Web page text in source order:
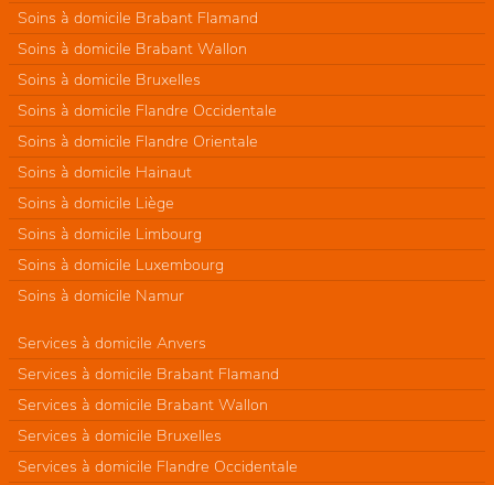
Soins à domicile Brabant Flamand
Soins à domicile Brabant Wallon
Soins à domicile Bruxelles
Soins à domicile Flandre Occidentale
Soins à domicile Flandre Orientale
Soins à domicile Hainaut
Soins à domicile Liège
Soins à domicile Limbourg
Soins à domicile Luxembourg
Soins à domicile Namur
Services à domicile Anvers
Services à domicile Brabant Flamand
Services à domicile Brabant Wallon
Services à domicile Bruxelles
Services à domicile Flandre Occidentale